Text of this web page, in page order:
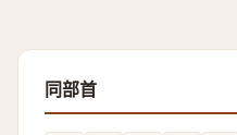
同部首